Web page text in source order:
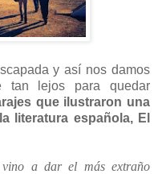
y así nos damos
tan lejos para quedar
que ilustraron una
literatura española, El
a dar el más extraño